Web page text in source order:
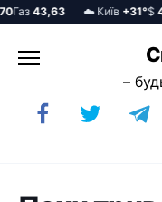
43,63 ☁️ Київ+31°$
до
–